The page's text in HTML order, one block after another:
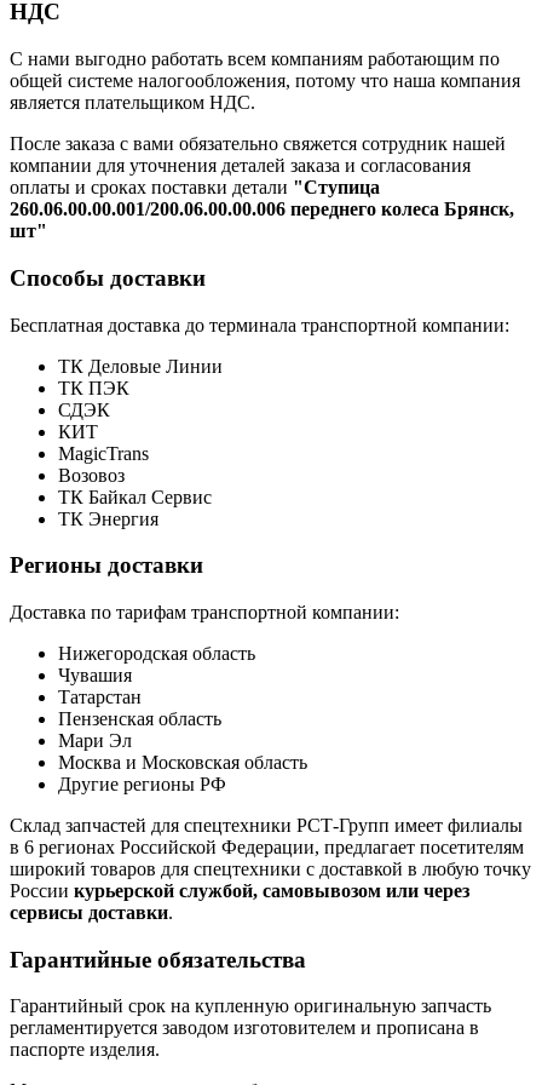
НДС
С нами выгодно работать всем компаниям работающим по
общей системе налогообложения, потому что наша компания
является плательщиком НДС.
После заказа с вами обязательно свяжется сотрудник нашей
компании для уточнения деталей заказа и согласования
оплаты и сроках поставки детали "Ступица
260.06.00.00.001/200.06.00.00.006 переднего колеса Брянск,
шт"
Способы доставки
Бесплатная доставка до терминала транспортной компании:
ТК Деловые Линии
ТК ПЭК
СДЭК
КИТ
MagicTrans
Возовоз
ТК Байкал Сервис
ТК Энергия
Регионы доставки
Доставка по тарифам транспортной компании:
Нижегородская область
Чувашия
Татарстан
Пензенская область
Мари Эл
Москва и Московская область
Другие регионы РФ
Склад запчастей для спецтехники РСТ-Групп имеет филиалы
в 6 регионах Российской Федерации, предлагает посетителям
широкий товаров для спецтехники с доставкой в любую точку
России курьерской службой, самовывозом или через
сервисы доставки.
Гарантийные обязательства
Гарантийный срок на купленную оригинальную запчасть
регламентируется заводом изготовителем и прописана в
паспорте изделия.